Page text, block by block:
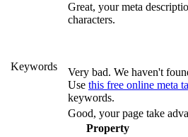
Great, your meta
characters.
Keywords
Very bad. We haven't
Use this free online meta
keywords.
Good, your page take
Property